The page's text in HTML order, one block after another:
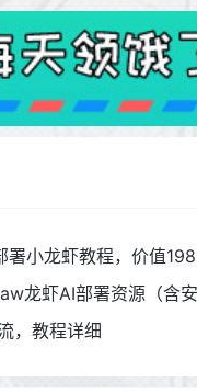
署小龙虾教程，价值198
龙虾AI部署资源（含安
，教程详细